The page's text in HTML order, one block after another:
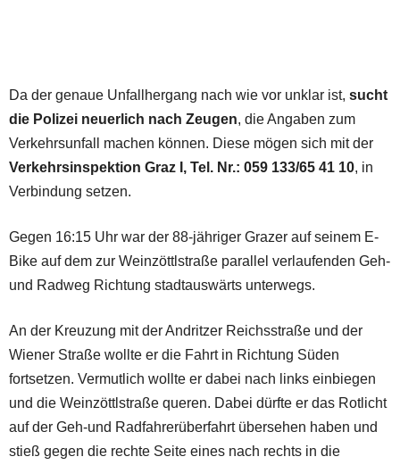
Da der genaue Unfallhergang nach wie vor unklar ist, sucht
die Polizei neuerlich nach Zeugen, die Angaben zum
Verkehrsunfall machen können. Diese mögen sich mit der
Verkehrsinspektion Graz I, Tel. Nr.: 059 133/65 41 10, in
Verbindung setzen.
Gegen 16:15 Uhr war der 88-jähriger Grazer auf seinem E-
Bike auf dem zur Weinzöttlstraße parallel verlaufenden Geh-
und Radweg Richtung stadtauswärts unterwegs.
An der Kreuzung mit der Andritzer Reichsstraße und der
Wiener Straße wollte er die Fahrt in Richtung Süden
fortsetzen. Vermutlich wollte er dabei nach links einbiegen
und die Weinzöttlstraße queren. Dabei dürfte er das Rotlicht
auf der Geh-und Radfahrerüberfahrt übersehen haben und
stieß gegen die rechte Seite eines nach rechts in die